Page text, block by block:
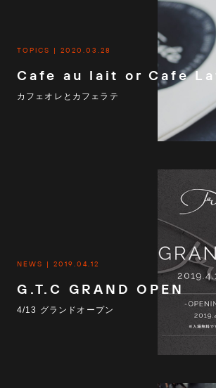
TOPICS 2020.03.28
Cafe au lait or Cafe
カフェオレとカフェラテ
NEWS 2019.04.12
G.T.C GRAND OPEN
4/13 グランドオープン